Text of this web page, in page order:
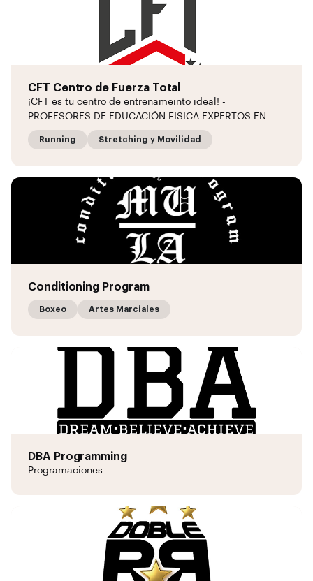
CFT Centro de Fuerza Total
¡CFT es tu centro de entrenameinto ideal! -
PROFESORES DE EDUCACIÓN FISICA EXPERTOS EN…
Running Stretching y Movilidad
Conditioning Program
Boxeo Artes Marciales
DBA Programming
Programaciones